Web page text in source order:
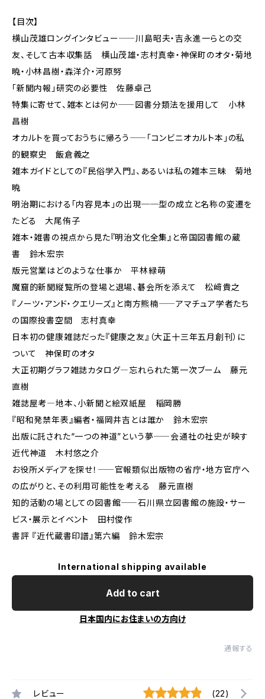
【目次】
横山茂雄ロングインタビュー――川島昭夫・吉永進一らとの交
友、そして古本収集話 横山茂雄・志村真幸・神保町のオタ・菊地
暁・小林昌樹・森洋介・河原努
「新聞内報」研究の必要性 佐藤卓己
特集に寄せて、雑本とは何か――図書分類法を援用して 小林
昌樹
オカルトを買っておうちに帰ろう――「コンビニオカルト本」の私
的観察史 飯倉義之
雑本ガイドとしての『民俗学入門』、あるいは私の雑本三昧 菊地
暁
明治期における「内容見本」の出現──型の成立と名称の変遷を
たどる 大尾侑子
雑本・雑書の視点から見た『明治文化全集』と帝国図書館の蔵
書 鈴木宏宗
版元営業はどのような仕事か 平林緑萌
魔窟的新聞縦覧所の登場と退場、碁会所を添えて 松﨑貴之
『ノーツ・アンド・クエリーズ』と南方熊楠――アマチュア学者たち
の国際投書空間 志村真幸
日本初の健康雑誌だった『健康之友』（大正十三年五月創刊）に
ついて 神保町のオタ
大正初期グラフ雑誌カタログ―忘れられた第一次ブーム 藤元
直樹
雑誌屋考―地本、小新聞と絵双紙屋 稲岡勝
『昭和発禁年表』編者・福岡井吉とは誰か 鈴木宏宗
出版に託された“一つの神道”という夢――会通社の社史が映す
近代神道 木村悠之介
お役所メディアを探せ！――官報類似出版物の省庁・地方官庁へ
の広がりと、その利用可能性を考える 藤元直樹
知的活動の場としての図書館――石川県立図書館の施設・サー
ビス・展示とイベント 田村俊作
書評 『近代蔵書印譜』第六編 鈴木宏宗
International shipping available
Add to cart
日本国内にお住まいの方向け
通報する
レビュー (22)